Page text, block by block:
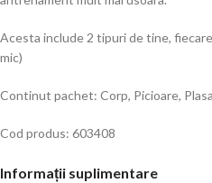
Acesta include 2 tipuri de tine,
mic)
Continut pachet: Corp, Picioare,
Cod produs: 603408
Informații suplimentare